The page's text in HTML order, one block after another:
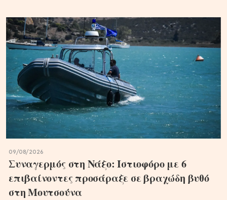
09/08/2026
Συναγερμός στη Νάξο: Ιστιοφόρο με 6
επιβαίνοντες προσάραξε σε βραχώδη βυθό
στη Μουτσούνα